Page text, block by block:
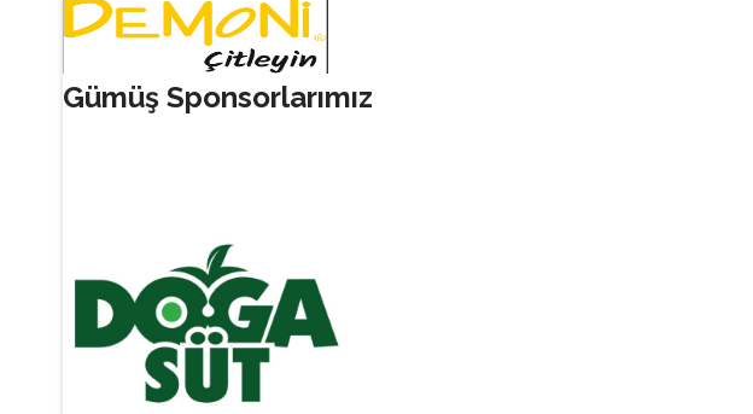
Gümüş Sponsorlarımız